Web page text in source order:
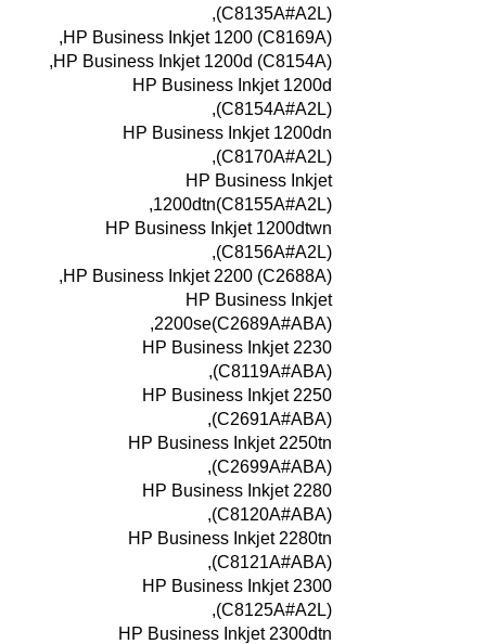
(C8135A#A2L),
HP Business Inkjet 1200 (C8169A),
HP Business Inkjet 1200d (C8154A),
HP Business Inkjet 1200d
(C8154A#A2L),
HP Business Inkjet 1200dn
(C8170A#A2L),
HP Business Inkjet
1200dtn(C8155A#A2L),
HP Business Inkjet 1200dtwn
(C8156A#A2L),
HP Business Inkjet 2200 (C2688A),
HP Business Inkjet
2200se(C2689A#ABA),
HP Business Inkjet 2230
(C8119A#ABA),
HP Business Inkjet 2250
(C2691A#ABA),
HP Business Inkjet 2250tn
(C2699A#ABA),
HP Business Inkjet 2280
(C8120A#ABA),
HP Business Inkjet 2280tn
(C8121A#ABA),
HP Business Inkjet 2300
(C8125A#A2L),
HP Business Inkjet 2300dtn